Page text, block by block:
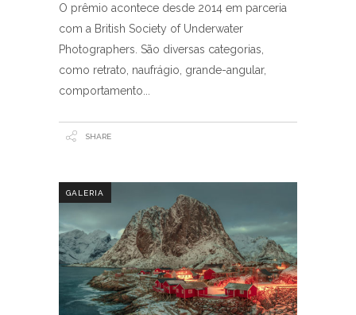
O prêmio acontece desde 2014 em parceria
com a British Society of Underwater
Photographers. São diversas categorias,
como retrato, naufrágio, grande-angular,
comportamento
SHARE
GALERIA